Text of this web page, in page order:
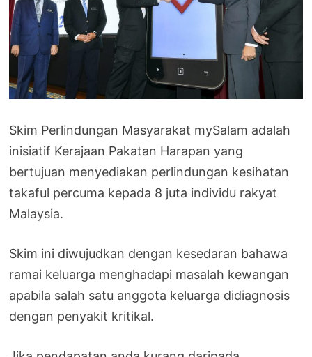
Skim Perlindungan Masyarakat mySalam adalah
inisiatif Kerajaan Pakatan Harapan yang
bertujuan menyediakan perlindungan kesihatan
takaful percuma kepada 8 juta individu rakyat
Malaysia.
Skim ini diwujudkan dengan kesedaran bahawa
ramai keluarga menghadapi masalah kewangan
apabila salah satu anggota keluarga didiagnosis
dengan penyakit kritikal.